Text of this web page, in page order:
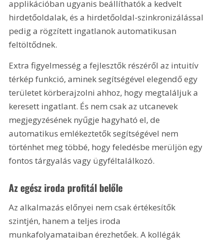
applikációban ugyanis beállíthatók a kedvelt
hirdetőoldalak, és a hirdetőoldal-szinkronizálással
pedig a rögzített ingatlanok automatikusan
feltöltődnek.
Extra figyelmesség a fejlesztők részéről az intuitív
térkép funkció, aminek segítségével elegendő egy
területet körberajzolni ahhoz, hogy megtaláljuk a
keresett ingatlant. És nem csak az utcanevek
megjegyzésének nyűgje hagyható el, de
automatikus emlékeztetők segítségével nem
történhet meg többé, hogy feledésbe merüljön egy
fontos tárgyalás vagy ügyféltalálkozó.
Az egész iroda profitál belőle
Az alkalmazás előnyei nem csak értékesítők
szintjén, hanem a teljes iroda
munkafolyamataiban érezhetőek. A kollégák